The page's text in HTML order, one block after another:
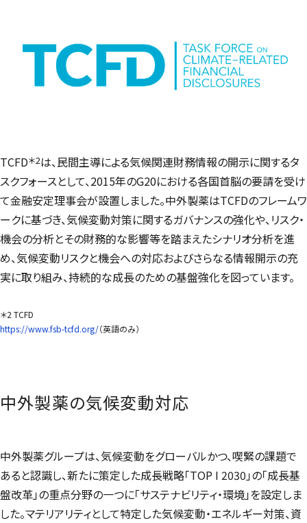
TCFD＊2は、民間主導による気候関連財務情報の開示に関するタ
スクフォースとして、2015年のG20における各国首脳の要請を受け
て金融安定理事会が設置しました。中外製薬はTCFDのフレームワ
ークに基づき、気候変動対策に関するガバナンスの強化や、リスク・
機会の分析とその財務的な影響等を踏まえたシナリオ分析を進
め、気候変動リスクと機会への対応およびさらなる情報開示の充
実に取り組み、持続的な成長のための基盤強化を図っています。
＊2 TCFD
https://www.fsb-tcfd.org/（英語のみ）
中外製薬の気候変動対応
中外製薬グループは、気候変動をグローバルかつ、喫緊の課題で
あると認識し、新たに策定した成長戦略「TOP I 2030」の「成長基
盤改革」の重点分野の一つに「サステナビリティ・環境」を設定しま
した。マテリアリティとして特定した気候変動・エネルギー対策、資